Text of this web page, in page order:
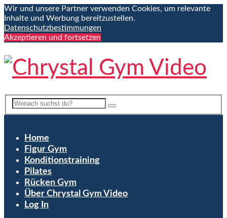
Wir und unsere Partner verwenden Cookies, um relevante
Inhalte und Werbung bereitzustellen.
Datenschutzbestimmungen
Akzeptieren und fortsetzen
Home
Figur Gym
Konditionstraining
Pilates
Rücken Gym
Über Chrystal Gym Video
Log In